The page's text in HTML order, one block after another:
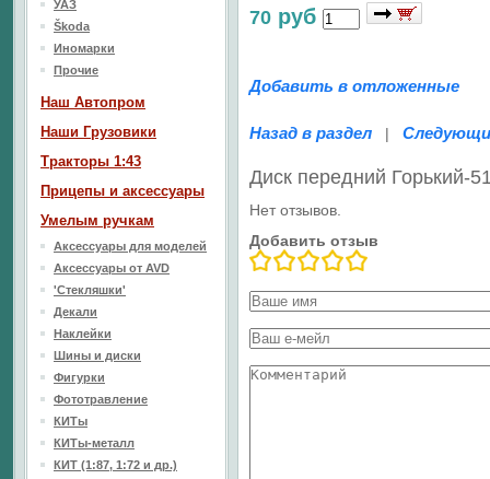
70 руб
Добавить в отложенные
Назад в раздел |
Диск передний Горький-
Нет отзывов.
Добавить отзыв
УАЗ
Škoda
Иномарки
Прочие
Наш Aвтопром
Наши Грузовики
Тракторы 1:43
Прицепы и аксессуары
Умелым ручкам
Аксессуары для моделей
Аксессуары от AVD
'Стекляшки'
Декали
Наклейки
Шины и диски
Фигурки
Фототравление
КИТы
КИТы-металл
КИТ (1:87, 1:72 и др.)